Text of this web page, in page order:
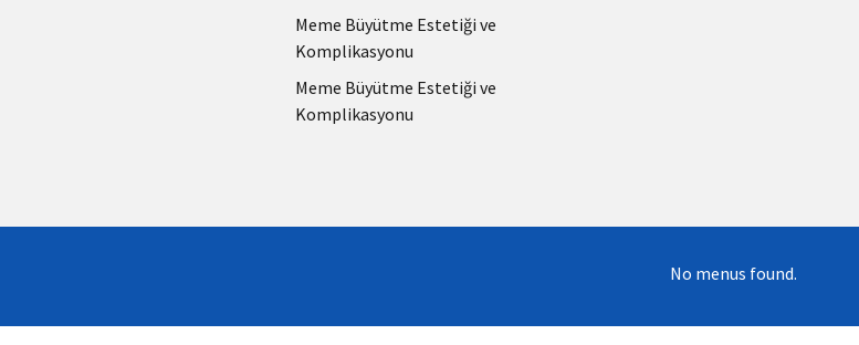
Meme Büyütme Estetiği ve
Komplikasyonu
Meme Büyütme Estetiği ve
Komplikasyonu
No menus found.